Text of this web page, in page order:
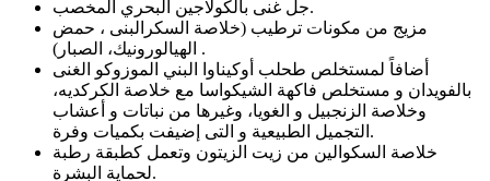
جل غنى بالكولاجين البحري المخصب.
مزيج من مكونات ترطيب (خلاصة السكرالبنى ، حمض
الهيالورونيك، الصبار) .
أضافاً لمستخلص طحلب أوكيناوا البني الموزوكو الغنى
بالفويدان و مستخلص فاكهة الشيكواسا مع خلاصة الكركديه،
وخلاصة الزنجبيل و الغويا، وغيرها من نباتات و أعشاب
التجميل الطبيعية و التى إضيفت بكميات وفرة.
خلاصة السكوالين من زيت الزيتون وتعمل كطبقة رطبة
لحماية البشرة.